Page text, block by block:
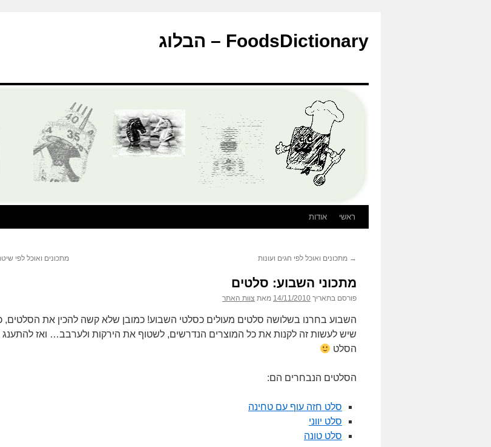
FoodsDictionary – הבלוג
ראשי אודות
→ מתכונים ואוכל לפי חגים ועונות מתכונים ואוכל לפי
מתכוני השבוע: סלטים
פורסם בתאריך 14/11/2010 מאת צוות האתר
השבוע בחרנו בשלושה סלטים מעולים כסלטי השבוע! כמובן שלא קשה להכין את הסלטים,
שיש לעשות זה לקנות את כל המוצרים הנדרשים, לשטוף את הירקות ולערבב… ואז להתענג
הסלט
הסלטים הנבחרים הם:
סלט חזה עוף עם טחינה
סלט יווני
סלט טונה